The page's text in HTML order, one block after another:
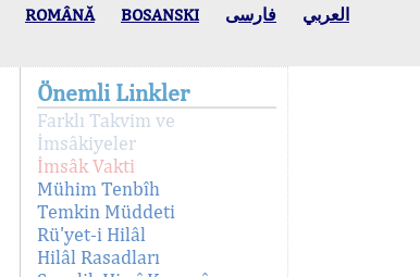
ROMÂNĂ BOSANSKI العربي فارسی
Önemli Linkler
Farklı Takvim ve
İmsâkiyeler
İmsâk Vakti
Mühim Tenbîh
Temkin Müddeti
Rü'yet-i Hilâl
Hilâl Rasadları